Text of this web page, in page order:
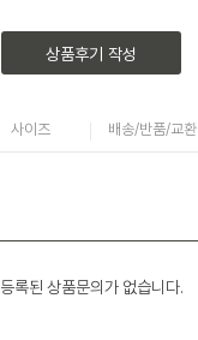
상품후기 작성
사이즈 배송/반품/교환
등록된 상품문의가 없습니다.